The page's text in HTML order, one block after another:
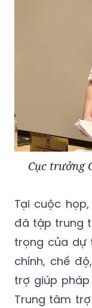
Cục trưởng
Tại cuộc
đã tập trung
trọng của dự
chính, chế
trợ giúp
Trung tâm